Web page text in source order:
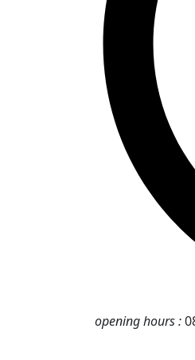
opening hours :